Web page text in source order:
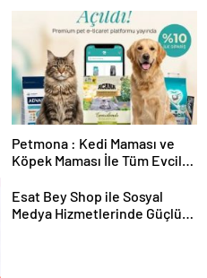
Petmona : Kedi Maması ve
Köpek Maması İle Tüm Evcil
Esat Bey Shop ile Sosyal
Medya Hizmetlerinde Güçlü